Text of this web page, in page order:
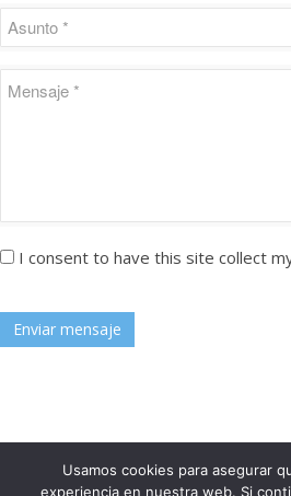
I consent to have this site collect
Enviar mensaje
Usamos cookies para asegurar
experiencia en nuestra web. Si